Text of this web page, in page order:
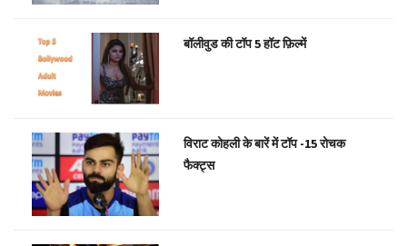
बॉलीवुड की टॉप 5 हॉट फ़िल्में
विराट कोहली के बारें में टॉप -15 रोचक
फैक्ट्स